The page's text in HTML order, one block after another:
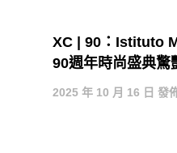
XC | 90：Istituto
90週年時尚盛典驚
2025 年 10 月 16 日 發